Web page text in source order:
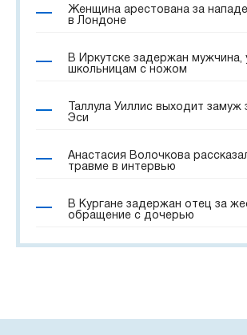
Женщина арестована за
в Лондоне
В Иркутске задержан мужчина,
школьницам с ножом
Таллула Уиллис выходит
Эси
Анастасия Волочкова
травме в интервью
В Кургане задержан отец за
обращение с дочерью